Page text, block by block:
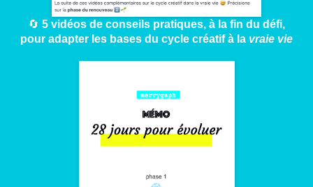
🔄 5 vidéos de conseils pratiques, à la fin du défi,
pour adapter les bases du cycle créatif à la vraie vie